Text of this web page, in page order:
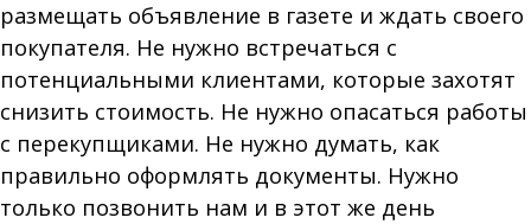
размещать объявление в газете и ждать своего
покупателя. Не нужно встречаться с
потенциальными клиентами, которые захотят
снизить стоимость. Не нужно опасаться работы
с перекупщиками. Не нужно думать, как
правильно оформлять документы. Нужно
только позвонить нам и в этот же день